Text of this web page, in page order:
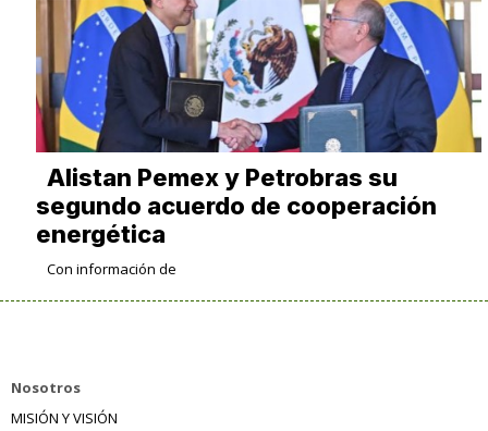
Alistan Pemex y Petrobras su
segundo acuerdo de cooperación
energética
Con información de
Nosotros
MISIÓN Y VISIÓN